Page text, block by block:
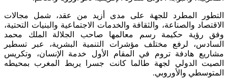
التطور المطرد للجهة على مدى أزيد من عقد، شمل مجالات
الاقتصاد والصناعة، والثقافة والخدمات الاجتماعية والبنيات التحتية،
وفق رؤية حكيمة رسم معالمها صاحب الجلالة الملك محمد
السادس، لرفع مختلف مؤشرات التنمية البشرية، عبر تسطير
مشاريع هادفة تروم في المقام الأول خدمة الإنسان، وتكريس
الصيت الدولي لجهة طالما كانت جسرا يربط المغرب بمحيطه
المتوسطي والأوروبي.